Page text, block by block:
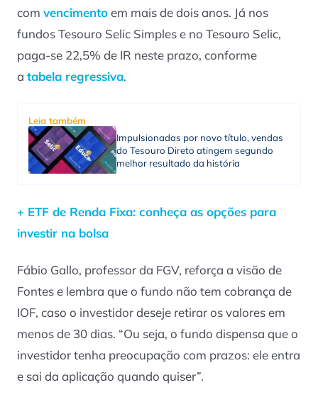
com vencimentoem mais de dois anos. Já nos
fundos Tesouro Selic Simples e no Tesouro Selic,
paga-se 22,5% de IR neste prazo, conforme
a tabela regressiva.
Leia também
Impulsionadas por novo título, vendas
do Tesouro Direto atingem segundo
melhor resultado da história
+ ETF de Renda Fixa: conheça as opções para
investir na bolsa
Fábio Gallo, professor da FGV, reforça a visão de
Fontes e lembra que o fundo não tem cobrança de
IOF, caso o investidor deseje retirar os valores em
menos de 30 dias. “Ou seja, o fundo dispensa que o
investidor tenha preocupação com prazos: ele entra
e sai da aplicação quando quiser”.